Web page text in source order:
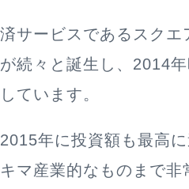
サービスであるスク
続々と誕生し、2014
ています。
年に投資額も最高
マ産業的なものまで非